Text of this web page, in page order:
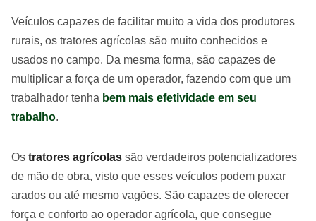
Veículos capazes de facilitar muito a vida dos produtores
rurais, os tratores agrícolas são muito conhecidos e
usados no campo. Da mesma forma, são capazes de
multiplicar a força de um operador, fazendo com que um
trabalhador tenha bem mais efetividade em seu
trabalho.
Os tratores agrícolas são verdadeiros potencializadores
de mão de obra, visto que esses veículos podem puxar
arados ou até mesmo vagões. São capazes de oferecer
força e conforto ao operador agrícola, que consegue